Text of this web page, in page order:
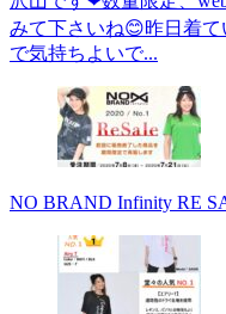
みて下さいね😊昨日着
で気持ちよいで...
NO BRAND Infinity RE